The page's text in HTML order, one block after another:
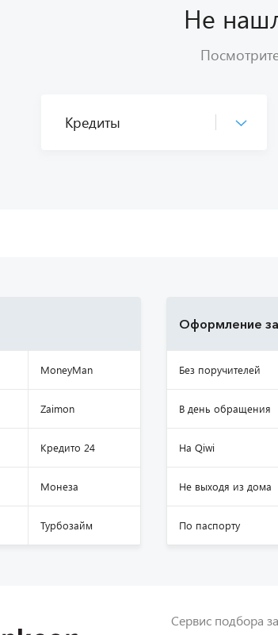
Не
MoneyMan
Zaimon
Кредито 24
Монеза
Турбозайм
Оформление
Без поручителей
В день обращения
На Qiwi
Не выходя из дома
По паспорту
Сервис подбора